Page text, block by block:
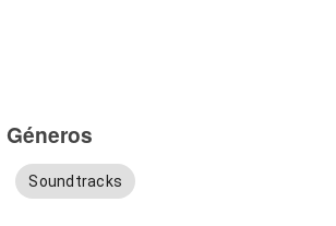
Géneros
Soundtracks